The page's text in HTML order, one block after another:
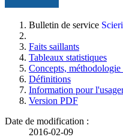
Bulletin de service
Faits saillants
Tableaux statistiques
Concepts, méthodologie
Définitions
Information pour
Version PDF
Date de modification :
2016-02-09